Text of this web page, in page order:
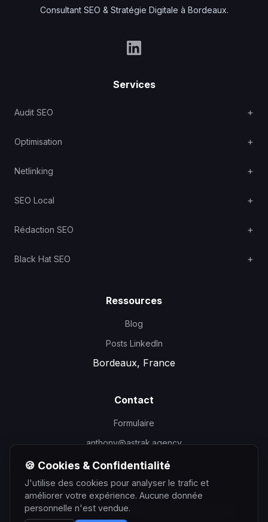
Consultant SEO & Stratégie Digitale à Bordeaux.
Services
Audit SEO
Optimisation
Netlinking
SEO Local
Rédaction SEO
Black Hat SEO
Ressources
Blog
Posts LinkedIn
Bordeaux, France
Contact
Formulaire
anthony@astrak.agency
©2026Anthony Courtin - Consultant SEO Bordeaux
🍪 Cookies & Confidentialité
J'utilise des cookies pour analyser le trafic et
améliorer votre expérience. Aucune donnée
personnelle n'est vendue.